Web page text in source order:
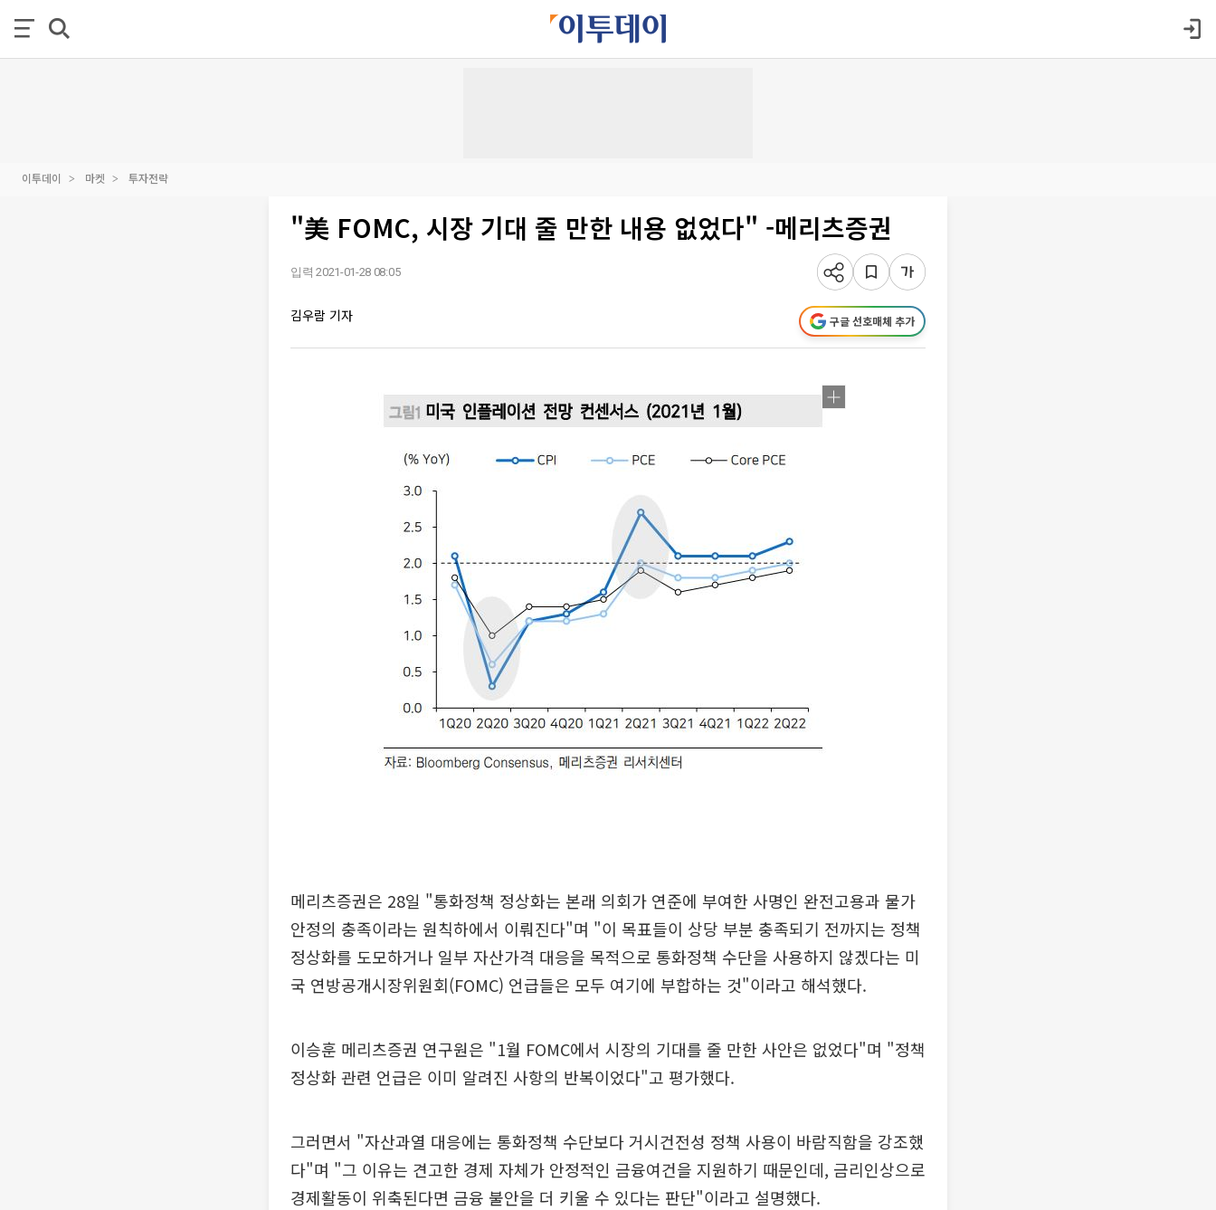
이투데이 마켓 투자전략
"美 FOMC, 시장 기대 줄 만한 내용 없었다" -메리츠증권
입력 2021-01-28 08:05
김우람 기자 구글 선호매체 추가
메리츠증권은 28일 "통화정책 정상화는 본래 의회가 연준에 부여한 사명인 완전고용과 물가
안정의 충족이라는 원칙하에서 이뤄진다"며 "이 목표들이 상당 부분 충족되기 전까지는 정책
정상화를 도모하거나 일부 자산가격 대응을 목적으로 통화정책 수단을 사용하지 않겠다는 미
국 연방공개시장위원회(FOMC) 언급들은 모두 여기에 부합하는 것"이라고 해석했다.
이승훈 메리츠증권 연구원은 "1월 FOMC에서 시장의 기대를 줄 만한 사안은 없었다"며 "정책
정상화 관련 언급은 이미 알려진 사항의 반복이었다"고 평가했다.
그러면서 "자산과열 대응에는 통화정책 수단보다 거시건전성 정책 사용이 바람직함을 강조했
다"며 "그 이유는 견고한 경제 자체가 안정적인 금융여건을 지원하기 때문인데, 금리인상으로
경제활동이 위축된다면 금융 불안을 더 키울 수 있다는 판단"이라고 설명했다.